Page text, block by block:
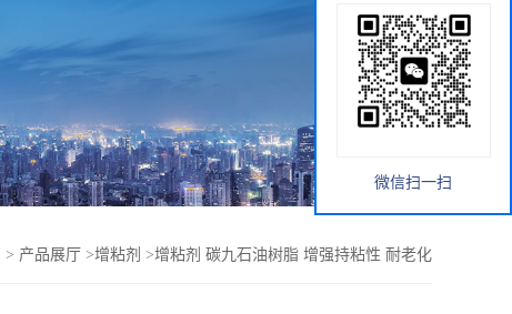
> 产品展厅 >增粘剂 >增粘剂 碳九石油树脂 增强持粘性 耐老化
微信扫一扫